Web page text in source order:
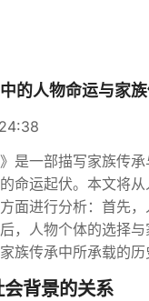
的人物命运与家
是一部描写家族传
命运起伏。本文将
面进行分析：首先
，人物个体的选择
族传承中所承载的历
背景的关系